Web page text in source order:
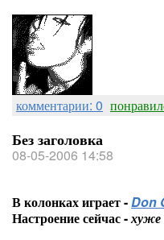
комментарии: 0
Без заголовка
08-05-2006 14:58
В колонках играет -Don
Настроение сейчас -хуже